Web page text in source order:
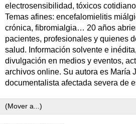
electrosensibilidad, tóxicos
Temas afines: encefalomielitis
crónica, fibromialgia… 20 años
pacientes, profesionales y quienes
salud. Información solvente e
divulgación en medios y eventos,
archivos online. Su autora es María
documentalista afectada severa de